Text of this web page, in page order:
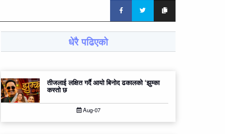
धेरै पढिएको
तीजलाई लक्षित गर्दै आयो बिनोद ढकालको ‘झुम्का
कस्तो छ
Aug-07